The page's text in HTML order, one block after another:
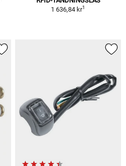
1 636,84 kr1